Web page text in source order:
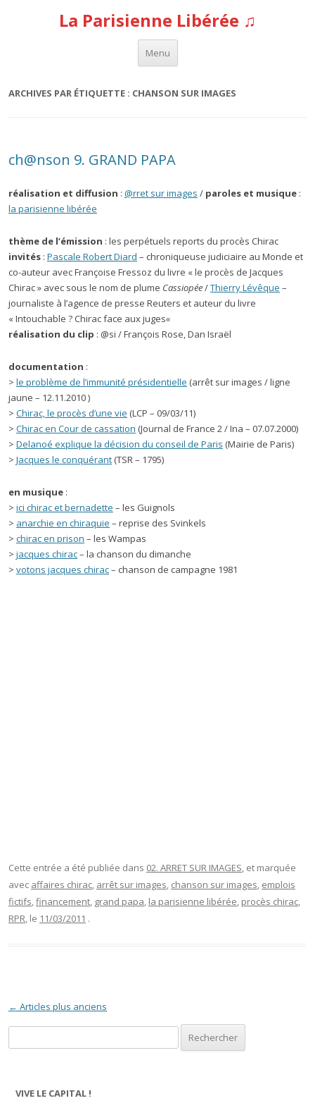
La Parisienne Libérée ♫
Menu
Aller au contenu
ARCHIVES PAR ÉTIQUETTE : CHANSON SUR IMAGES
ch@nson 9. GRAND PAPA
réalisation et diffusion : @rret sur images / paroles et musique :
la parisienne libérée
thème de l’émission : les perpétuels reports du procès Chirac
invités : Pascale Robert Diard – chroniqueuse judiciaire au Monde et
co-auteur avec Françoise Fressoz du livre « le procès de Jacques
Chirac » avec sous le nom de plume Cassiopée/Thierry Lévêque –
journaliste à l’agence de presse Reuters et auteur du livre
« Intouchable ? Chirac face aux juges«
réalisation du clip : @si / François Rose, Dan Israël
documentation :
> le problème de l’immunité présidentielle (arrêt sur images / ligne
jaune – 12.11.2010 )
> Chirac, le procès d’une vie (LCP – 09/03/11)
> Chirac en Cour de cassation (Journal de France 2 / Ina – 07.07.2000)
> Delanoé explique la décision du conseil de Paris (Mairie de Paris)
> Jacques le conquérant (TSR – 1795)
en musique :
> ici chirac et bernadette – les Guignols
> anarchie en chiraquie – reprise des Svinkels
> chirac en prison – les Wampas
> jacques chirac– la chanson du dimanche
> votons jacques chirac– chanson de campagne 1981
Cette entrée a été publiée dans 02. ARRET SUR IMAGES, et marquée
avec affaires chirac, arrêt sur images, chanson sur images, emplois
fictifs,financement, grand papa, la parisienne libérée, procès chirac,
RPR, le 11/03/2011 .
Navigation des articles
← Articles plus anciens
VIVE LE CAPITAL !